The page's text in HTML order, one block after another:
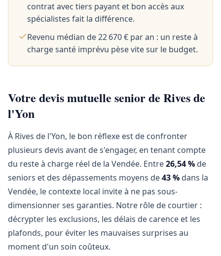
contrat avec tiers payant et bon accès aux
spécialistes fait la différence.
Revenu médian de 22 670 € par an : un reste à
charge santé imprévu pèse vite sur le budget.
Votre devis mutuelle senior de Rives de
l'Yon
À Rives de l'Yon, le bon réflexe est de confronter
plusieurs devis avant de s'engager, en tenant compte
du reste à charge réel de la Vendée. Entre26,54 % de
seniors et des dépassements moyens de43 % dans la
Vendée, le contexte local invite à ne pas sous-
dimensionner ses garanties. Notre rôle de courtier :
décrypter les exclusions, les délais de carence et les
plafonds, pour éviter les mauvaises surprises au
moment d'un soin coûteux.